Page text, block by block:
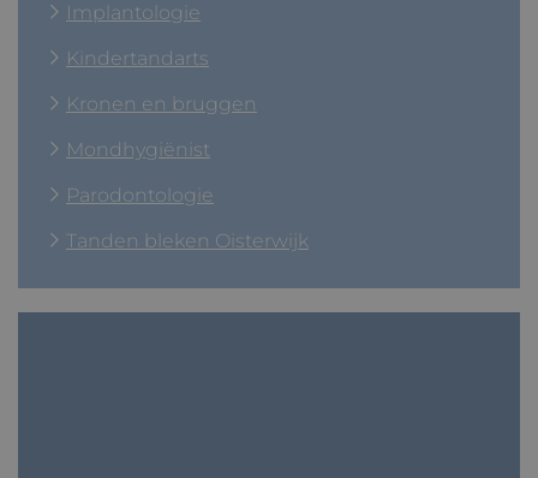
Implantologie
Kindertandarts
Kronen en bruggen
Mondhygiënist
Parodontologie
Tanden bleken Oisterwijk